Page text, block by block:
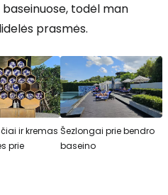
todėl man
prasmės.
ir kremas
prie
Šezlongai prie bendro
baseino